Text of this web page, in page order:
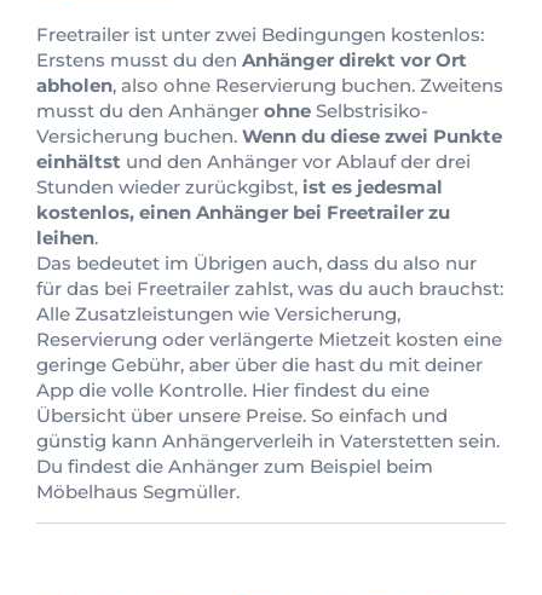
Freetrailer ist unter zwei Bedingungen kostenlos:
Erstens musst du den Anhänger direkt vor Ort
abholen, also ohne Reservierung buchen. Zweitens
musst du den Anhänger ohne Selbstrisiko-
Versicherung buchen. Wenn du diese zwei Punkte
einhältst und den Anhänger vor Ablauf der drei
Stunden wieder zurückgibst, ist es jedesmal
kostenlos, einen Anhänger bei Freetrailer zu
leihen.
Das bedeutet im Übrigen auch, dass du also nur
für das bei Freetrailer zahlst, was du auch brauchst:
Alle Zusatzleistungen wie Versicherung,
Reservierung oder verlängerte Mietzeit kosten eine
geringe Gebühr, aber über die hast du mit deiner
App die volle Kontrolle. Hier findest du eine
Übersicht über unsere Preise. So einfach und
günstig kann Anhängerverleih in Vaterstetten sein.
Du findest die Anhänger zum Beispiel beim
Möbelhaus Segmüller.